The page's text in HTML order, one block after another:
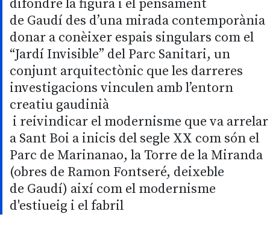
difondre la figura i el pensament
de Gaudí des d’una mirada contemporània
donar a conèixer espais singulars com el
“Jardí Invisible” del Parc Sanitari, un
conjunt arquitectònic que les darreres
investigacions vinculen amb l’entorn
creatiu gaudinià
i reivindicar el modernisme que va arrelar
a Sant Boi a inicis del segle XX com són el
Parc de Marinanao, la Torre de la Miranda
(obres de Ramon Fontseré, deixeble
de Gaudí) així com el modernisme
d'estiueig i el fabril